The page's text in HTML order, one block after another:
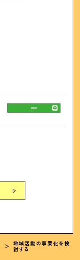
＞ 地域活動の事業化を検
討する